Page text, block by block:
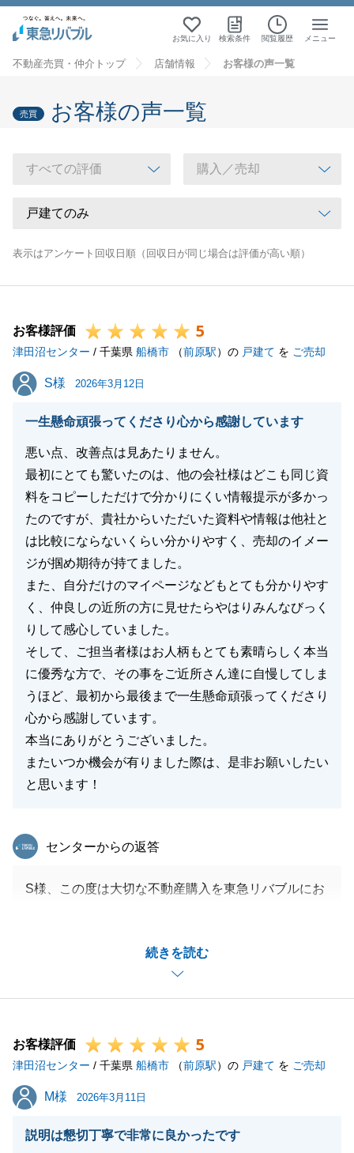
お気に入り 検索条件 閲覧履歴 メニュー
不動産売買・仲介トップ 店舗情報 お客様の声一覧
売買 お客様の声一覧
表示はアンケート回収日順（回収日が同じ場合は評価が高い順）
お客様評価 5
津田沼センター / 千葉県 船橋市 （前原駅）の 戸建て を ご売却
S様
S様 2026年3月12日
一生懸命頑張ってくださり心から感謝しています
悪い点、改善点は見あたりません。
最初にとても驚いたのは、他の会社様はどこも同じ資
料をコピーしただけで分かりにくい情報提示が多かっ
たのですが、貴社からいただいた資料や情報は他社と
は比較にならないくらい分かりやすく、売却のイメー
ジが掴め期待が持てました。
また、自分だけのマイページなどもとても分かりやす
く、仲良しの近所の方に見せたらやはりみんなびっく
りして感心していました。
そして、ご担当者様はお人柄もとても素晴らしく本当
に優秀な方で、その事をご近所さん達に自慢してしま
うほど、最初から最後まで一生懸命頑張ってくださり
心から感謝しています。
本当にありがとうございました。
またいつか機会が有りました際は、是非お願いしたい
と思います！
続きを読む
東急リバブル
センターからの返答
S様、この度は大切な不動産購入を東急リバブルにお
た、愛犬への愛情など、S様の人柄の良さが
お会いした時に凄く感じられました。その為、少しで
もS様の期待に添える様にという思いで、行動するこ
今後も、愛犬との楽しいセカンドライフをお送りでき
ることを祈っております。
お身内や周りの方で不動産にお困りの方がいらっしゃ
いましたら、どんなことでも構いませんので、東急リ
バブルに一度ご相談ください。
お客様評価 5
津田沼センター / 千葉県 船橋市 （前原駅）の 戸建て を ご売却
M様
M様 2026年3月11日
説明は懇切丁寧で非常に良かったです